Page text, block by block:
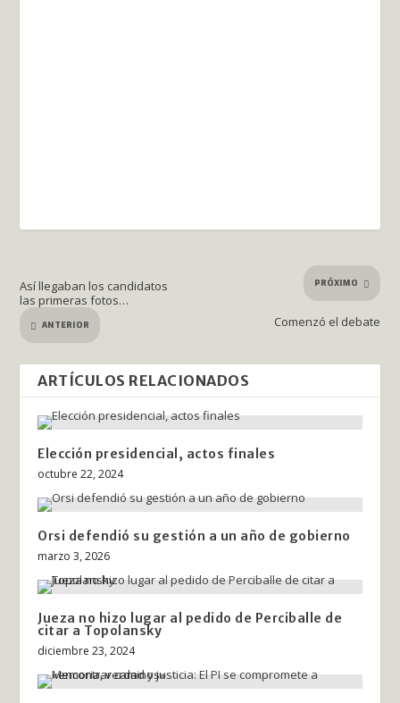
Así llegaban los candidatos
las primeras fotos…
ANTERIOR
PRÓXIMO
Comenzó el debate
ARTÍCULOS RELACIONADOS
Elección presidencial, actos finales
octubre 22, 2024
Orsi defendió su gestión a un año de gobierno
marzo 3, 2026
Jueza no hizo lugar al pedido de Perciballe de
citar a Topolansky
diciembre 23, 2024